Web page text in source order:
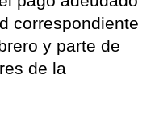
correspondiente
y parte de
de la